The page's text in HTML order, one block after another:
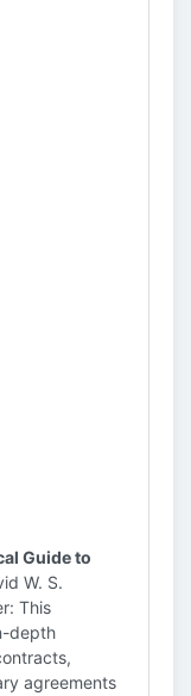
Guide to
W. S.
This
depth
agreements